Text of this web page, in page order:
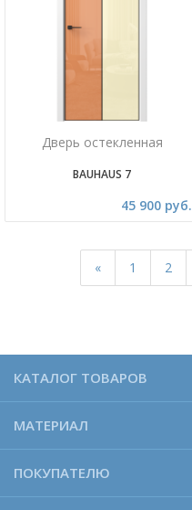
Дверь остекленная
BAUHAUS 7
45 900 руб.
« 1 2
КАТАЛОГ ТОВАРОВ
МАТЕРИАЛ
ПОКУПАТЕЛЮ